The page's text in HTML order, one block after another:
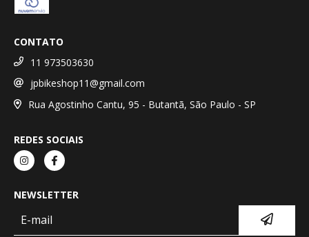
CONTATO
11 973503630
jpbikeshop11@gmail.com
Rua Agostinho Cantu, 95 - Butantã, São Paulo - SP
REDES SOCIAIS
NEWSLETTER